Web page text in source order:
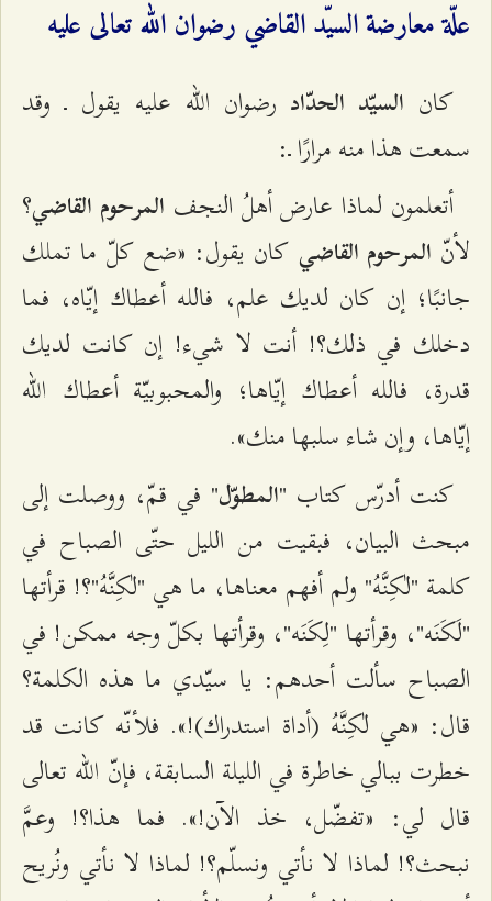
علّة معارضة السيّد القاضي رضوان الله تعالى عليه
كان السيّد الحدّاد رضوان الله عليه يقول ـ وقد
سمعت هذا منه مرارًا ـ:
أتعلمون لماذا عارض أهلُ النجف المرحوم القاضي؟
لأنّ المرحوم القاضي كان يقول: «ضع كلّ ما تملك
جانبًا؛ إن كان لديك علم، فالله أعطاك إيّاه، فما
دخلك في ذلك؟! أنت لا شيء! إن كانت لديك
قدرة، فالله أعطاك إيّاها؛ والمحبوبيّة أعطاك الله
إيّاها، وإن شاء سلبها منك».
كنت أدرّس كتاب "المطوّل" في قمّ، ووصلت إلى
مبحث البيان، فبقيت من الليل حتّى الصباح في
كلمة "لٰكِنَّهُ" ولم أفهم معناها، ما هي "لٰكِنَّهُ"؟! قرأتها
"لَكَنَه"، وقرأتها "لِكَنَه"، وقرأتها بكلّ وجه ممكن! في
الصباح سألت أحدهم: يا سيّدي ما هذه الكلمة؟
قال: «هي لٰكِنَّهُ (أداة استدراك)!». فلأنّه كانت قد
خطرت ببالي خاطرة في الليلة السابقة، فإنّ الله تعالى
قال لي: «تفضّل، خذ الآن!». فما هذا؟! وعمَّ
نبحث؟! لماذا لا نأتي ونسلّم؟! لماذا لا نأتي ونُريح